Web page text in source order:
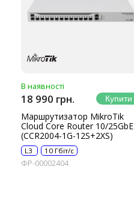
В наявності
18 990 грн.
Маршрутизатор MikroTik
Cloud Core Router 10/25GbE
(CCR2004-1G-12S+2XS)
L3 10 Гбіт/с
ФР-00002404